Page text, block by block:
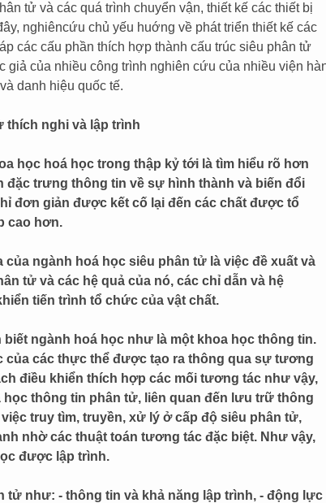
tử và các quá trình chuyển vận, thiết kế các thiết bị
nghiêncứu chủ yếu huớng về phát triển thiết kế các
các cấu phần thích hợp thành cấu trúc siêu phân tử
của nhiều công trình nghiên cứu của nhiều viện
danh hiệu quốc tế.
thích nghi và lập trình
học hoá học trong thập kỷ tới là tìm hiểu rõ hơn
trưng thông tin về sự hình thành và biến đổi
đơn giản được kết cố lại đến các chất được tổ
cao hơn.
ngành hoá học siêu phân tử là việc đề xuất và
tử và các hệ quả của nó, các chỉ dẫn và hệ
tiến trình tổ chức của vật chất.
ngành hoá học như là một khoa học thông tin.
của các thực thể được tạo ra thông qua sự tương
điều khiển thích hợp các mối tương tác như vậy,
thông tin phân tử, liên quan đến lưu trữ thông
truy tìm, truyền, xử lý ở cấp độ siêu phân tử,
nhờ các thuật toán tương tác đặc biệt. Như vậy,
được lập trình.
như: - thông tin và khả năng lập trình, - động lực